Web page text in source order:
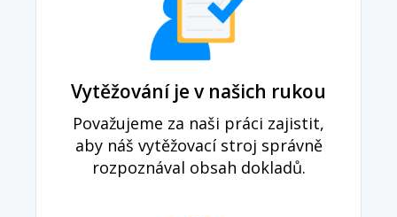
Vytěžování je v našich rukou
Považujeme za naši práci zajistit,
aby náš vytěžovací stroj správně
rozpoznával obsah dokladů.